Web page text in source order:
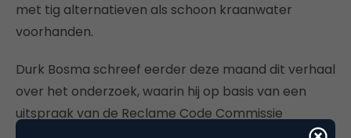
met tig alternatieven als schoon kraanwater
voorhanden.
Durk Bosma schreef eerder deze maand dit verhaal
over het onderzoek, waarin hij op basis van een
uitspraak van de Reclame Code Commissie